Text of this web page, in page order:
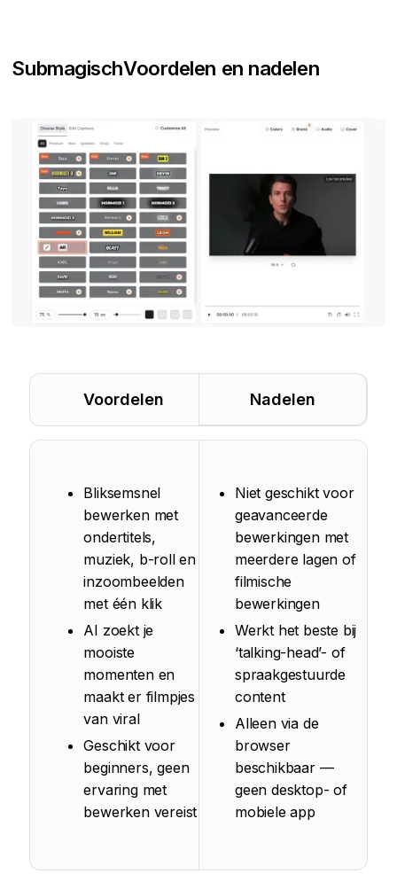
SubmagischVoordelen en nadelen
Voordelen Nadelen
Bliksemsnel
bewerken met
ondertitels,
muziek, b-roll en
inzoombeelden
met één klik
AI zoekt je
mooiste
momenten en
maakt er filmpjes
van viral
Geschikt voor
beginners, geen
ervaring met
bewerken vereist
Niet geschikt voor
geavanceerde
bewerkingen met
meerdere lagen of
filmische
bewerkingen
Werkt het beste bij
‘talking-head’- of
spraakgestuurde
content
Alleen via de
browser
beschikbaar —
geen desktop- of
mobiele app